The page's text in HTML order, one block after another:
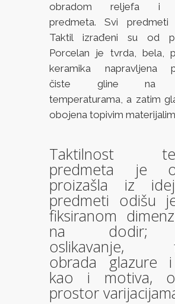
obradom reljefa i
predmeta. Svi
Taktil izrađeni su od
Porcelan je tvrda, bela,
keramika napravljena
čiste gline na
temperaturama, a zatim
obojena topivim
Taktilnost
predmeta je
proizašla iz
predmeti odišu
fiksiranom
na dodir;
oslikavanje,
obrada glazure
kao i motiva,
prostor